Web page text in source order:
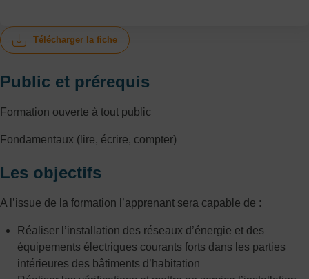
Télécharger la fiche
Public et prérequis
Formation ouverte à tout public
Fondamentaux (lire, écrire, compter)
Les objectifs
A l’issue de la formation l’apprenant sera capable de :
Réaliser l’installation des réseaux d’énergie et des
équipements électriques courants forts dans les parties
intérieures des bâtiments d’habitation